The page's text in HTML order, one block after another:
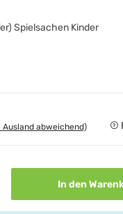
Spielsachen Kinder
Ausland abweichend)
In den